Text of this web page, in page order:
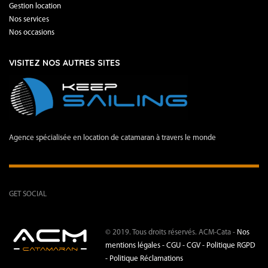
Gestion location
Nos services
Nos occasions
VISITEZ NOS AUTRES SITES
Agence spécialisée en location de catamaran à travers le monde
GET SOCIAL
© 2019. Tous droits réservés. ACM-Cata - Nos
mentions légales - CGU - CGV - Politique RGPD
- Politique Réclamations